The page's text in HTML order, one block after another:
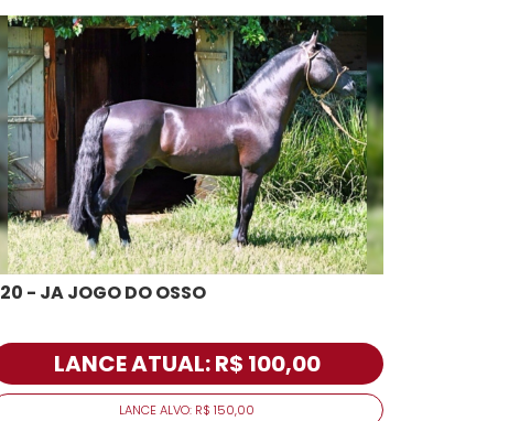
20 - JA JOGO DO OSSO
LANCE ATUAL: R$ 100,00
LANCE ALVO: R$ 150,00